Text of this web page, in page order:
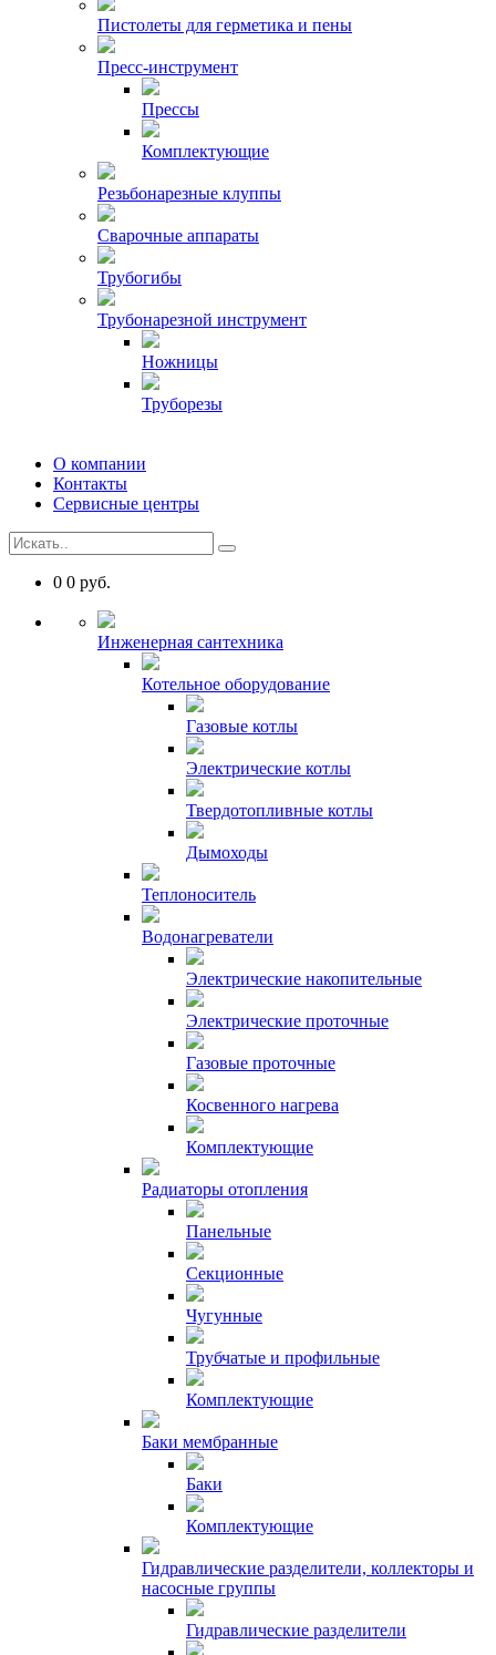
Пистолеты для герметика и пены
Пресс-инструмент
Прессы
Комплектующие
Резьбонарезные клуппы
Сварочные аппараты
Трубогибы
Трубонарезной инструмент
Ножницы
Труборезы
О компании
Контакты
Сервисные центры
0 0 руб.
Инженерная сантехника
Котельное оборудование
Газовые котлы
Электрические котлы
Твердотопливные котлы
Дымоходы
Теплоноситель
Водонагреватели
Электрические накопительные
Электрические проточные
Газовые проточные
Косвенного нагрева
Комплектующие
Радиаторы отопления
Панельные
Секционные
Чугунные
Трубчатые и профильные
Комплектующие
Баки мембранные
Баки
Комплектующие
Гидравлические разделители, коллекторы и
насосные группы
Гидравлические разделители